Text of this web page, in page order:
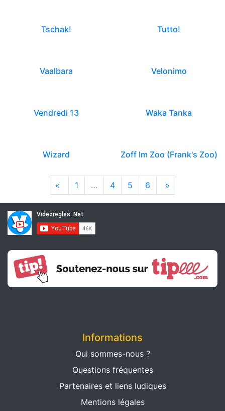
Tschak! Tutto!
Vaalbara Velonimo
Vendredi 13 Waka Tanka
Wizard Zoff Im Zoo (Frank's Zoo)
« 1 … 4 5 6 »
Informations
Qui sommes-nous ?
Questions fréquentes
Partenaires et liens ludiques
Mentions légales